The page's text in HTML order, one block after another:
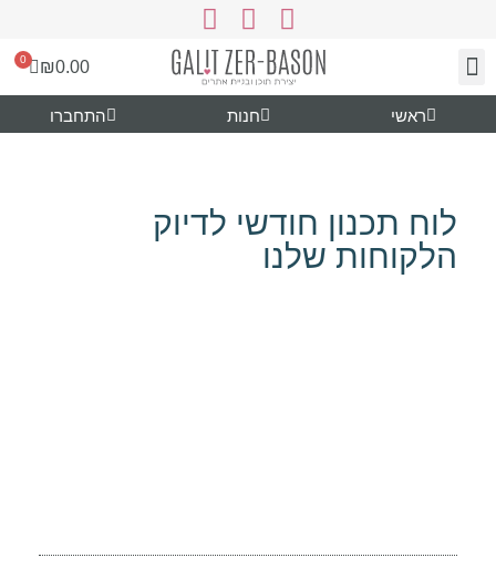
₪0.00
0
ראשי חנות התחברו
לוח תכנון חודשי לדיוק
הלקוחות שלנו